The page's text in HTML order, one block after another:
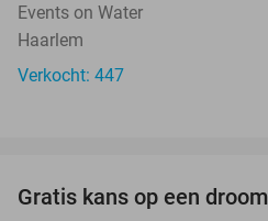
Events on Water
Haarlem
Verkocht: 447
Gratis kans op een